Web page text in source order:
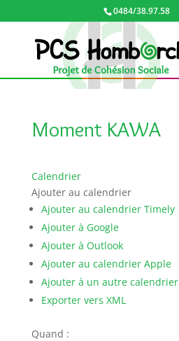
0484/38.97.58
Moment KAWA
Calendrier
Ajouter au calendrier
Ajouter au calendrier Timely
Ajouter à Google
Ajouter à Outlook
Ajouter au calendrier Apple
Ajouter à un autre calendrier
Exporter vers XML
Quand :